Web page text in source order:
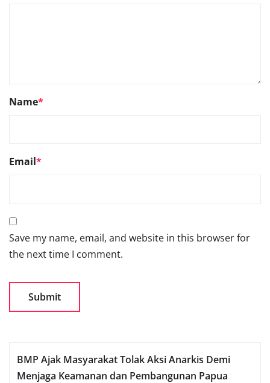
Name*
Email*
Save my name, email, and website in this browser for
the next time I comment.
BMP Ajak Masyarakat Tolak Aksi Anarkis Demi
Menjaga Keamanan dan Pembangunan Papua